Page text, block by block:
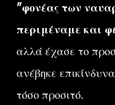
"φονέας των
περιμέναμε και
αλλά έχασε το
ανέβηκε
τόσο προσιτό.